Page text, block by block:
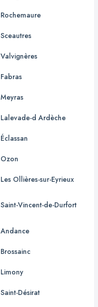
Rochemaure
Sceautres
Valvignères
Fabras
Meyras
Lalevade-d Ardèche
Éclassan
Ozon
Les Ollières-sur-Eyrieux
Saint-Vincent-de-Durfort
Andance
Brossainc
Limony
Saint-Désirat